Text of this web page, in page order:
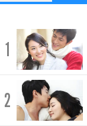
1
2